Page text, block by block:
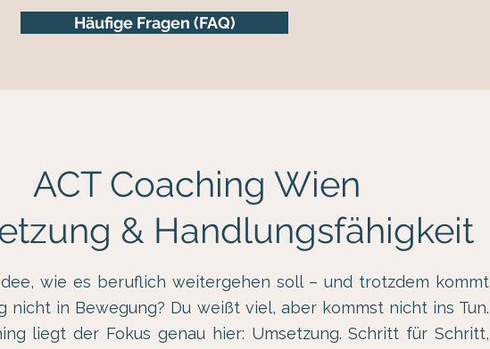
Häufige Fragen (FAQ)
ACT Coaching Wien
& Handlungsfähigkeit
wie es beruflich weitergehen soll – und trotzdem kommt
nicht in Bewegung? Du weißt viel, aber kommst nicht ins Tun.
liegt der Fokus genau hier: Umsetzung. Schritt für Schritt,